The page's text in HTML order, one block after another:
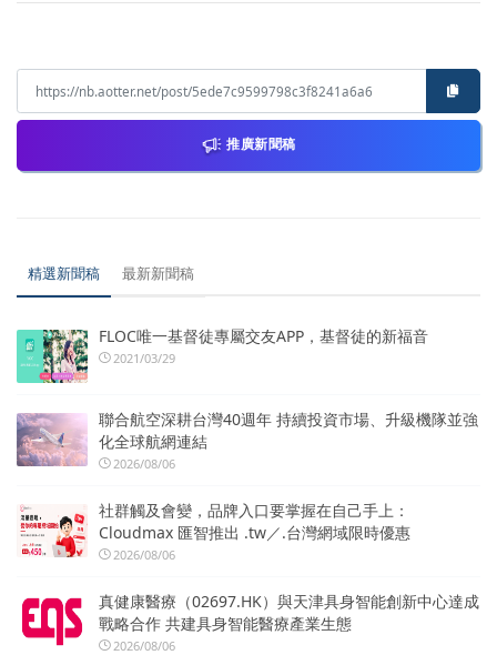
推廣新聞稿
精選新聞稿 最新新聞稿
FLOC唯一基督徒專屬交友APP，基督徒的新福音
2021/03/29
聯合航空深耕台灣40週年 持續投資市場、升級機隊並強
化全球航網連結
2026/08/06
社群觸及會變，品牌入口要掌握在自己手上：
Cloudmax 匯智推出 .tw／.台灣網域限時優惠
2026/08/06
真健康醫療（02697.HK）與天津具身智能創新中心達成
戰略合作 共建具身智能醫療產業生態
2026/08/06